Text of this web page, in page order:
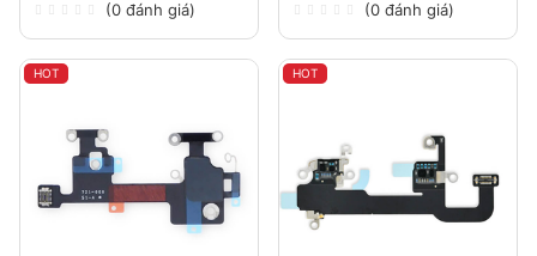
(0 đánh giá)
(0 đánh giá)
HOT HOT